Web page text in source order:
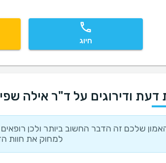
חיוג
דעת ודירוגים על ד"ר אילה
שלכם זה הדבר החשוב ביותר ולכן
למחוק את חוות